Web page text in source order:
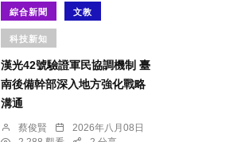
綜合新聞 文教
科技新知
漢光42號驗證軍民協調機制 臺
南後備幹部深入地方強化戰略
溝通
蔡俊賢
2026年八月08日